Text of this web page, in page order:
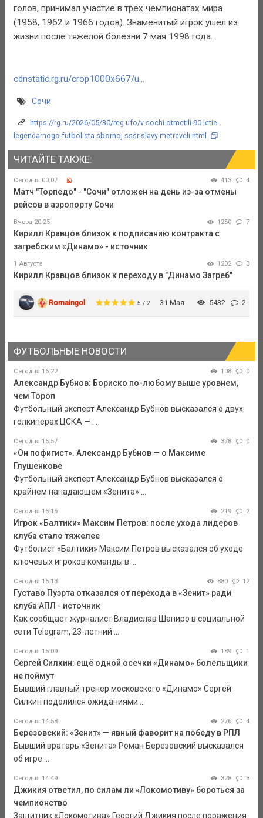
голов, принимал участие в трех чемпионатах мира
(1958, 1962 и 1966 годов). Знаменитый игрок ушел из
жизни после тяжелой болезни 7 мая 1998 года.
cdnstatic.rg.ru/crop1000x667/u...
Сочи
https://rg.ru/2026/05/30/reg-ufo/v-sochi-otmetili-90-letie-
legendarnogo-futbolista-sbornoj-sssr-slavy-metreveli.html
ЧИТАЙТЕ ТАКЖЕ:
Сегодня 00:07 413 4
Матч "Торпедо" - "Сочи" отложен на день из-за отмены
рейсов в аэропорту Сочи
Вчера 20:25 1250 7
Кирилл Кравцов близок к подписанию контракта с
загребским «Динамо» - источник
1 Августа 1202 3
Кирилл Кравцов близок к переходу в "Динамо Загреб"
Romaingol 5 / 2 31 Мая 5432 2
ФУТБОЛЬНЫЕ НОВОСТИ
Сегодня 16:22 108 0
Александр Бубнов: Бориско по-любому выше уровнем,
чем Тороп
Футбольный эксперт Александр Бубнов высказался о двух
голкиперах ЦСКА — ...
Сегодня 15:57 378 0
«Он пофигист». Александр Бубнов — о Максиме
Глушенкове
Футбольный эксперт Александр Бубнов высказался о
крайнем нападающем «Зенита» ...
Сегодня 15:15 219 2
Игрок «Балтики» Максим Петров: после ухода лидеров
клуба стало тяжелее
Футболист «Балтики» Максим Петров высказался об уходе
ключевых игроков команды в ...
Сегодня 15:13 880 12
Густаво Пуэрта отказался от перехода в «Зенит» ради
клуба АПЛ - источник
Как сообщает журналист Владислав Шапиро в социальной
сети Telegram, 23-летний ...
Сегодня 15:09 189 1
Сергей Силкин: ещё одной осечки «Динамо» болельщики
не поймут
Бывший главный тренер московского «Динамо» Сергей
Силкин поделился ожиданиями ...
Сегодня 14:58 276 4
Березовский: «Зенит» — явный фаворит на победу в РПЛ
Бывший вратарь «Зенита» Роман Березовский высказался
об игре ...
Сегодня 14:49 328 3
Джикия ответил, по силам ли «Локомотиву» бороться за
чемпионство
Защитник «Локомотива» Георгий Джикия после поражения